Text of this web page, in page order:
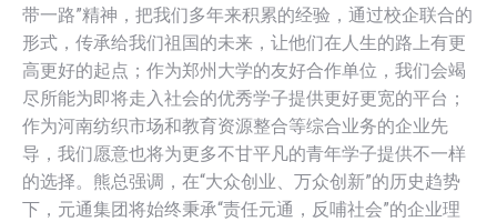
带一路”精神，把我们多年来积累的经验，通过校企联合的
形式，传承给我们祖国的未来，让他们在人生的路上有更
高更好的起点；作为郑州大学的友好合作单位，我们会竭
尽所能为即将走入社会的优秀学子提供更好更宽的平台；
作为河南纺织市场和教育资源整合等综合业务的企业先
导，我们愿意也将为更多不甘平凡的青年学子提供不一样
的选择。 熊总强调，在“大众创业、万众创新”的历史趋势
下，元通集团将始终秉承“责任元通，反哺社会”的企业理